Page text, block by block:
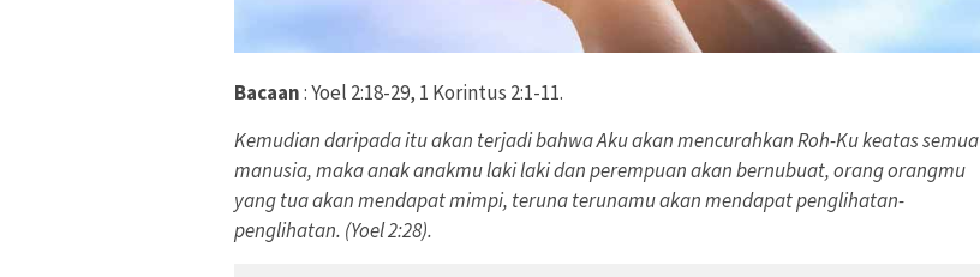
Bacaan: Yoel 2:18-29, 1 Korintus 2:1-11.
Kemudian daripada itu akan terjadi bahwa Aku akan mencurahkan Roh-Ku keatas semua
manusia, maka anak anakmu laki laki dan perempuan akan bernubuat, orang orangmu
yang tua akan mendapat mimpi, teruna terunamu akan mendapat penglihatan-
penglihatan. (Yoel 2:28).